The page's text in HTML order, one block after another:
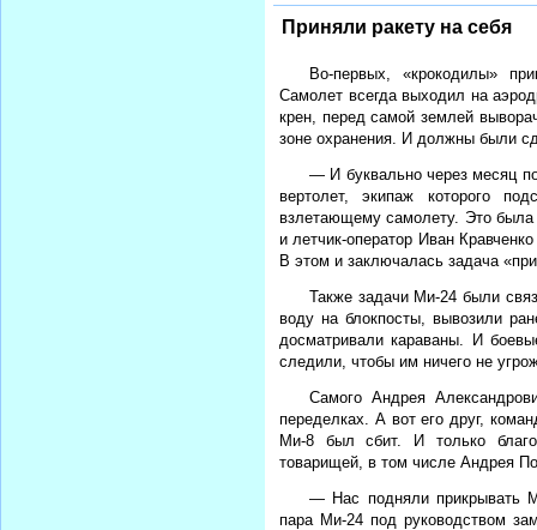
Приняли ракету на себя
Во-первых, «крокодилы»
Самолет всегда выходил на
крен, перед самой землей
зоне охранения. И должны были
— И буквально через месяц
вертолет, экипаж которого
взлетающему самолету. Это была
и летчик-оператор Иван
В этом и заключалась задача
Также задачи Ми-24 были
воду на блокпосты, вывозили
досматривали караваны. И
следили, чтобы им ничего не
Самого Андрея
переделках. А вот его друг,
Ми-8 был сбит. И только
товарищей, в том числе Андрея
— Нас подняли прикрывать
пара Ми-24 под руководством